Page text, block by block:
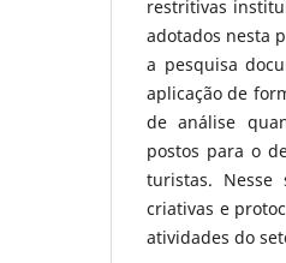
restritivas
adotados nesta
a pesquisa
aplicação de
de análise
postos para o
turistas. Nesse
criativas e
atividades do